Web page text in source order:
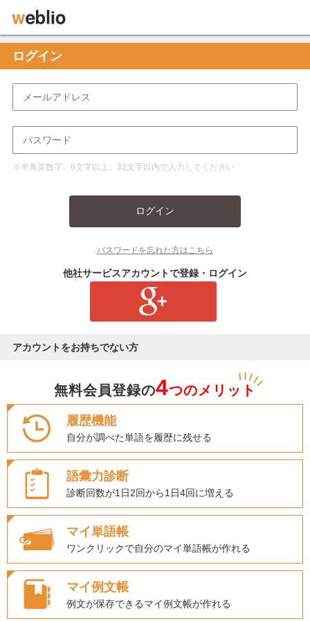
ログイン
※半角英数字、6文字以上、32文字以内で入力してください
ログイン
パスワードを忘れた方はこちら
他社サービスアカウントで登録・ログイン
アカウントをお持ちでない方
無料会員登録の4つのメリット
履歴機能
自分が調べた単語を履歴に残せる
語彙力診断
診断回数が1日2回から1日4回に増える
マイ単語帳
ワンクリックで自分のマイ単語帳が作れる
マイ例文帳
例文が保存できるマイ例文帳が作れる